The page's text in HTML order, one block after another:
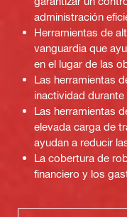
administración
Herramientas de
vanguardia que
en el lugar de las
Las herramientas
inactividad durante
Las herramientas
elevada carga de
ayudan a reducir
La cobertura de
financiero y los